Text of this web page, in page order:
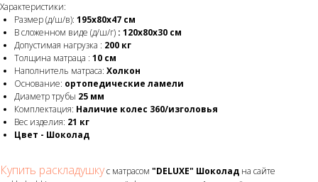
Характеристики:
Размер (д/ш/в): 195х80х47 см
В сложенном виде (д/ш/г) : 120х80х30 cм
Допустимая нагрузка : 200 кг
Толщина матраца : 10 см
Наполнитель матраса: Холкон
Основание: ортопедические ламели
Диаметр трубы 25 мм
Комплектация: Наличие колес 360/изголовья
Вес изделия: 21 кг
Цвет - Шоколад
Купить раскладушкус матрасом "DELUXE" Шоколад на сайте